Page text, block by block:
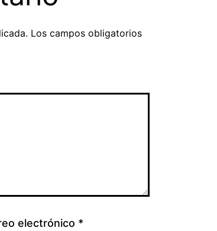
Los campos obligatorios
electrónico *